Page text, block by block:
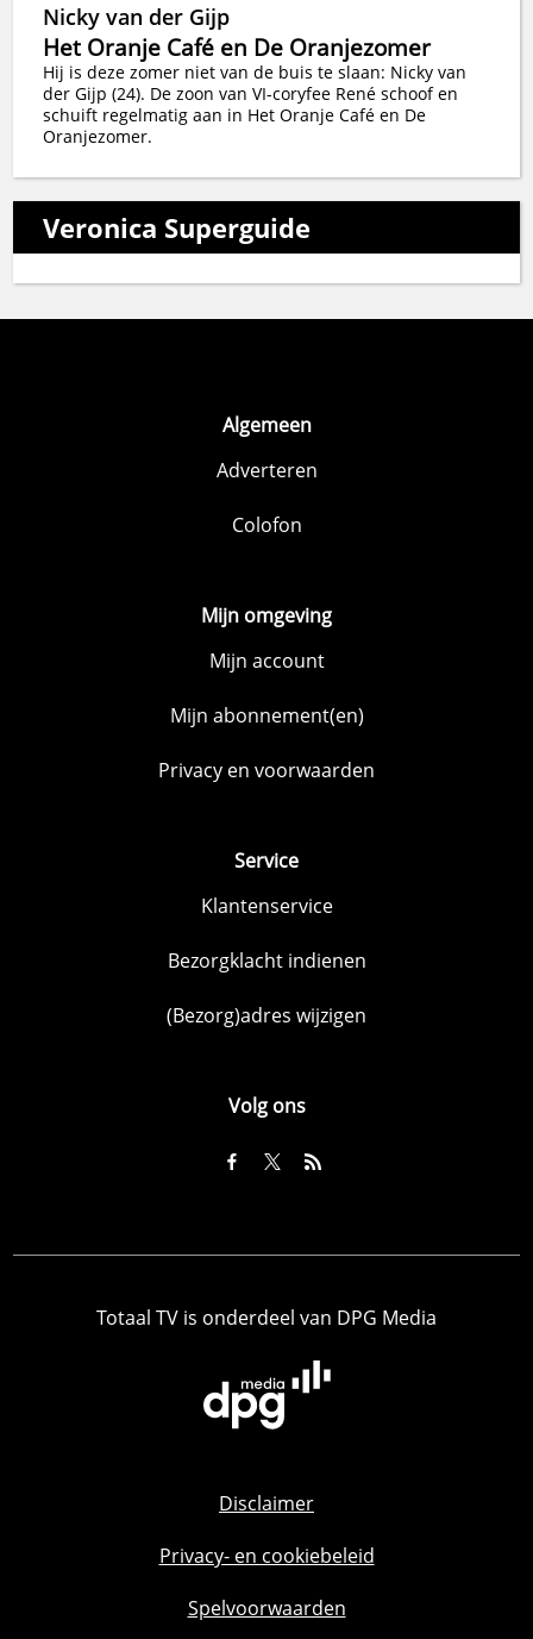
Nicky van der Gijp
Het Oranje Café en De Oranjezomer
Hij is deze zomer niet van de buis te slaan: Nicky van
der Gijp (24). De zoon van VI-coryfee René schoof en
schuift regelmatig aan in Het Oranje Café en De
Oranjezomer.
Veronica Superguide
Algemeen
Adverteren
Colofon
Mijn omgeving
Mijn account
Mijn abonnement(en)
Privacy en voorwaarden
Service
Klantenservice
Bezorgklacht indienen
(Bezorg)adres wijzigen
Volg ons
Totaal TV is onderdeel van DPG Media
Disclaimer
Privacy- en cookiebeleid
Spelvoorwaarden